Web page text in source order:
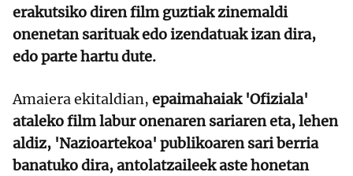
erakutsiko diren film guztiak zinemaldi
onenetan sarituak edo izendatuak izan dira,
edo parte hartu dute.
Amaiera ekitaldian, epaimahaiak 'Ofiziala'
ataleko film labur onenaren sariaren eta, lehen
aldiz, 'Nazioartekoa' publikoaren sari berria
banatuko dira, antolatzaileek aste honetan